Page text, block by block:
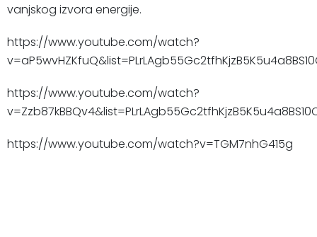
vanjskog izvora energije.
https://www.youtube.com/watch?
https://www.youtube.com/watch?
https://www.youtube.com/watch?v=TGM7nhG415g